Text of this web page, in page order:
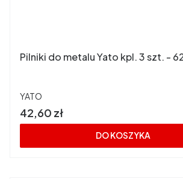
Pilniki do metalu Yato kpl. 3 szt. -
PRODUCENT
YATO
Cena
42,60 zł
DO KOSZYKA